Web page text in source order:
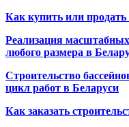
Как купить или продать
Реализация
любого размера в
Строительство
цикл работ в Беларуси
Как заказать